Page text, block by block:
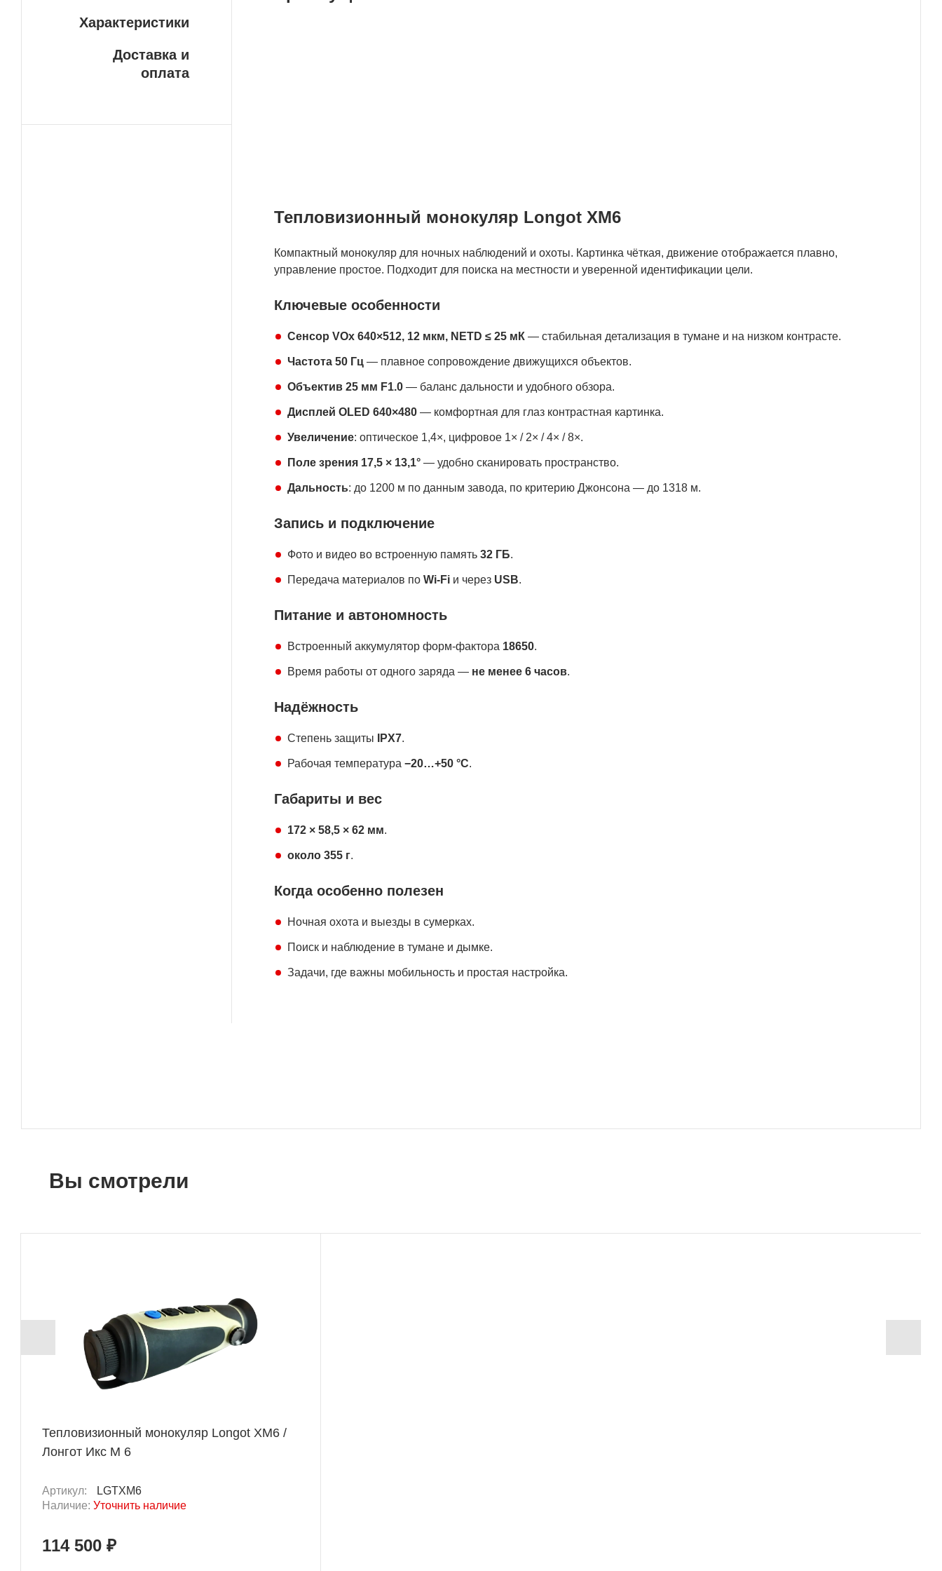
Характеристики
Доставка и
оплата
Тепловизионный монокуляр Longot XM6
Компактный монокуляр для ночных наблюдений и охоты. Картинка чёткая, движение отображается плавно,
управление простое. Подходит для поиска на местности и уверенной идентификации цели.
Ключевые особенности
Сенсор VOx 640×512, 12 мкм, NETD ≤ 25 мК — стабильная детализация в тумане и на низком контрасте.
Частота 50 Гц — плавное сопровождение движущихся объектов.
Объектив 25 мм F1.0 — баланс дальности и удобного обзора.
Дисплей OLED 640×480 — комфортная для глаз контрастная картинка.
Увеличение: оптическое 1,4×, цифровое 1× / 2× / 4× / 8×.
Поле зрения 17,5 × 13,1° — удобно сканировать пространство.
Дальность: до 1200 м по данным завода, по критерию Джонсона — до 1318 м.
Запись и подключение
Фото и видео во встроенную память 32 ГБ.
Передача материалов по Wi-Fi и через USB.
Питание и автономность
Встроенный аккумулятор форм-фактора 18650.
Время работы от одного заряда — не менее 6 часов.
Надёжность
Степень защиты IPX7.
Рабочая температура −20…+50 °C.
Габариты и вес
172 × 58,5 × 62 мм.
около 355 г.
Когда особенно полезен
Ночная охота и выезды в сумерках.
Поиск и наблюдение в тумане и дымке.
Задачи, где важны мобильность и простая настройка.
Вы смотрели
Тепловизионный монокуляр Longot XM6 /
Лонгот Икс М 6
Артикул:
LGTXM6
Наличие: Уточнить наличие
114 500 ₽